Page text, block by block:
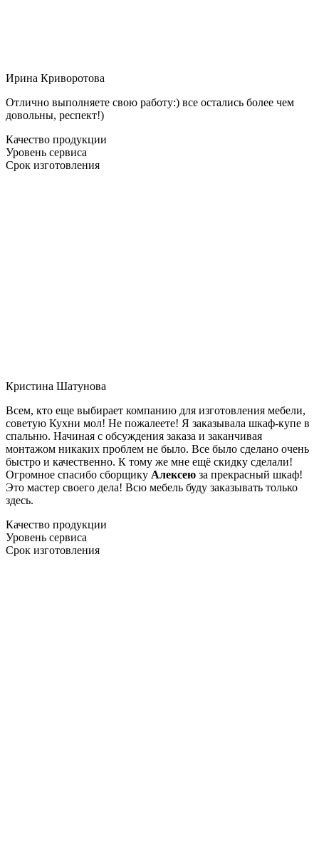
Ирина Криворотова
Отлично выполняете свою работу:) все остались более чем
довольны, респект!)
Качество продукции
Уровень сервиса
Срок изготовления
Кристина Шатунова
Всем, кто еще выбирает компанию для изготовления мебели,
советую Кухни мол! Не пожалеете! Я заказывала шкаф-купе в
спальню. Начиная с обсуждения заказа и заканчивая
монтажом никаких проблем не было. Все было сделано очень
быстро и качественно. К тому же мне ещё скидку сделали!
Огромное спасибо сборщику Алексею за прекрасный шкаф!
Это мастер своего дела! Всю мебель буду заказывать только
здесь.
Качество продукции
Уровень сервиса
Срок изготовления